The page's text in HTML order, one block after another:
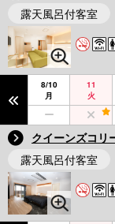
露天風呂付客室
8/10
月
11
火
クイーンズコリ
露天風呂付客室